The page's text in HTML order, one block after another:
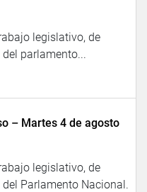
legislativo, de
parlamento...
– Martes 4 de agosto
legislativo, de
Parlamento Nacional.